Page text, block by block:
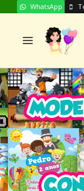
Skip
content
WhatsApp